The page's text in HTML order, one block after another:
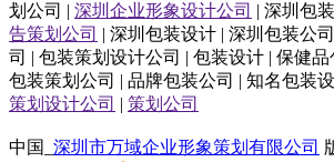
划公司 | 深圳企业形象设计公司 | 深圳包
告策划公司 | 深圳包装设计 | 深圳包装公
司 | 包装策划设计公司 | 包装设计 | 保健品
包装策划公司 | 品牌包装公司 | 知名包装
策划设计公司 | 策划公司
中国_ 深圳市万域企业形象策划有限公司